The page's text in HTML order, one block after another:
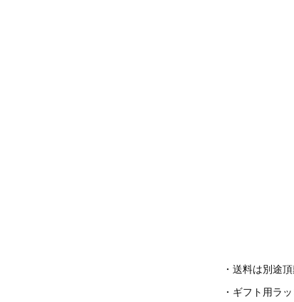
・送料は別途
・ギフト用ラ